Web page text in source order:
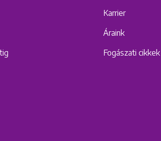
Karrier
Áraink
Fogászati cikkek